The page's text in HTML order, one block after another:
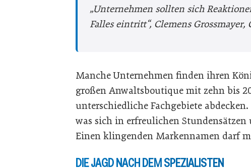
„Unternehmen sollten sich
Falles eintritt“, Clemens Grossmayer,
Manche Unternehmen finden ihren
großen Anwaltsboutique mit zehn bis
unterschiedliche Fachgebiete
was sich in erfreulichen
Einen klingenden Markennamen darf
DIE JAGD NACH DEM SPEZIALISTEN